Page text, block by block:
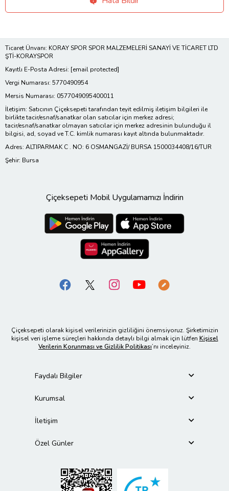
Ticaret Ünvanı: KORAY SPOR SPOR MALZEMELERİ SANAYİ VE TİCARET LTD
ŞTİ-KORAYSPOR
Kayıtlı E-Posta Adresi: [email protected]
Vergi Numarası: 5770490954
Mersis Numarası: 0577049095400011
İletişim: Satıcının Çiçeksepeti tarafından teyit edilmiş iletişim bilgileri ile
birlikte tacir/esnaf/sanatkar olan satıcılar için merkez adresi;
tacir/esnaf/sanatkar olmayan satıcılar için merkez adresinin bulunduğu il
bilgisi, ad, soyad ve T.C. kimlik numarası kayıt altında bulunmaktadır.
Adres: ALTIPARMAK C . NO: 6 OSMANGAZİ/ BURSA 1500034408/16/TUR
Şehir: Bursa
Çiçeksepeti Mobil Uygulamamızı İndirin
Çiçeksepeti olarak kişisel verilerinizin gizliliğini önemsiyoruz. Şirketimizin
kişisel veri işleme süreçleri hakkında detaylı bilgi almak için lütfen Kişisel
Verilerin Korunması ve Gizlilik Politikası’nı inceleyiniz.
Faydalı Bilgiler
Kurumsal
İletişim
Özel Günler